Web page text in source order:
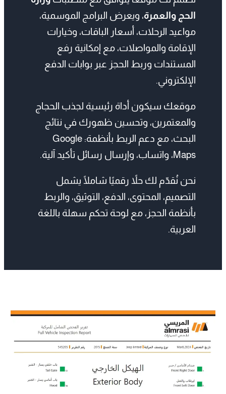
الإقامة والمواصلات، مع إمكانية رفع
المستندات وربط الحجز عبر بوابات الدفع
الإلكتروني.
موقعك سيكون أداة رئيسية لجذب الحجاج
والمعتمرين، وتحسين ظهورك في نتائج
البحث، مع دعم الربط بأنظمة: Google
Maps، واتساب، وإرسال رسائل تأكيد آلية.
نحن نُقدّم لك حلاً رقميًا شاملًا يشمل
التصميم، المحتوى، الدفع، التوثيق، والربط
بأنظمة الحجز، مع لوحة تحكم سهلة باللغة
العربية.